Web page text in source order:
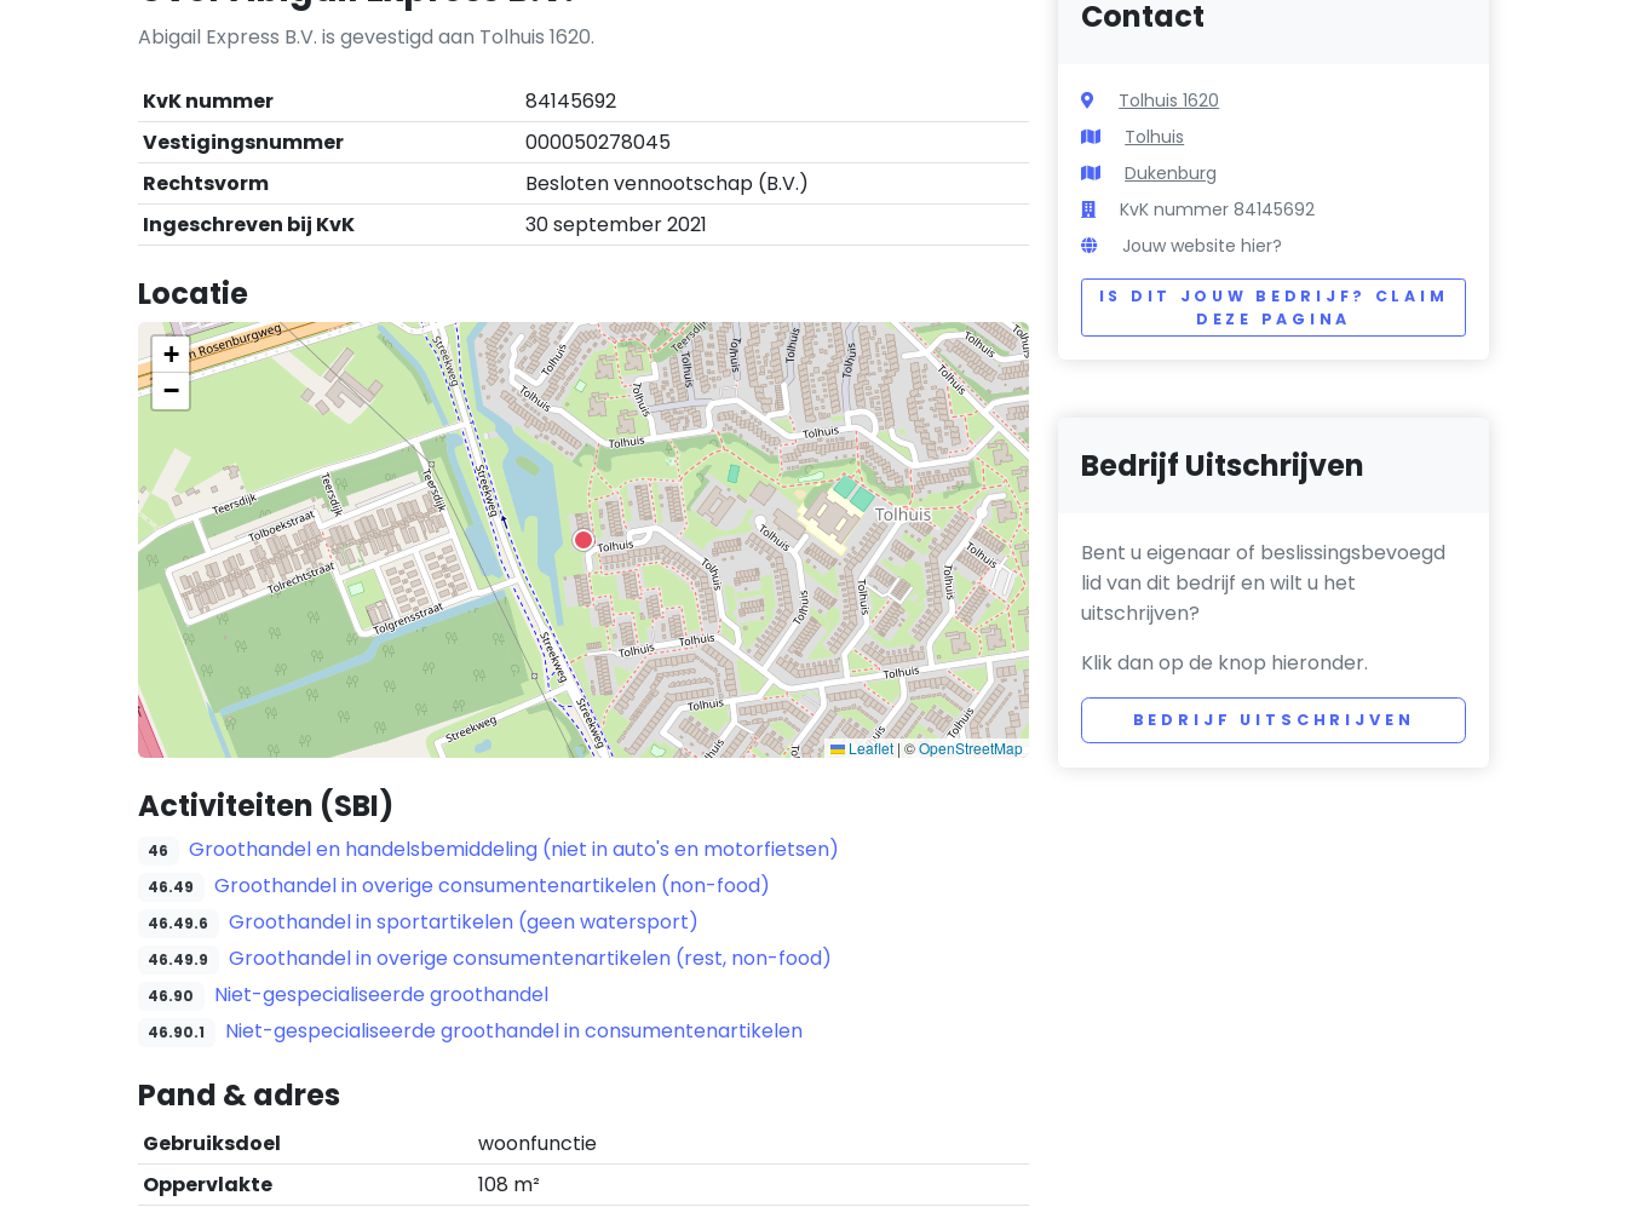
Abigail Express B.V. is gevestigd aan Tolhuis 1620.
KvK nummer
84145692
Vestigingsnummer
000050278045
Rechtsvorm
Besloten vennootschap (B.V.)
Ingeschreven bij KvK
30 september 2021
Locatie
+
−
Leaflet | ©OpenStreetMap
Activiteiten (SBI)
46 Groothandel en handelsbemiddeling (niet in auto's en motorfietsen)
46.49 Groothandel in overige consumentenartikelen (non-food)
46.49.6 Groothandel in sportartikelen (geen watersport)
46.49.9 Groothandel in overige consumentenartikelen (rest, non-food)
46.90 Niet-gespecialiseerde groothandel
46.90.1 Niet-gespecialiseerde groothandel in consumentenartikelen
Pand & adres
Gebruiksdoel
woonfunctie
Oppervlakte
108 m²
Contact
Tolhuis 1620
Tolhuis
Dukenburg
KvK nummer 84145692
Jouw website hier?
IS DIT JOUW BEDRIJF? CLAIM
DEZE PAGINA
Bedrijf Uitschrijven
Bent u eigenaar of beslissingsbevoegd
lid van dit bedrijf en wilt u het
uitschrijven?
Klik dan op de knop hieronder.
BEDRIJF UITSCHRIJVEN